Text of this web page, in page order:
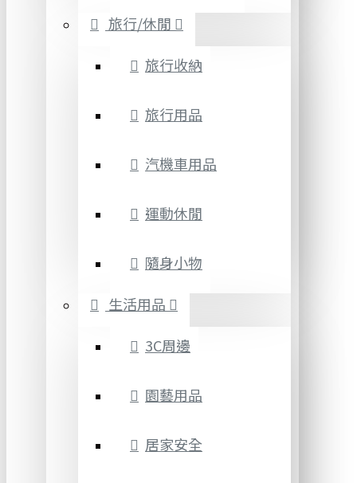
旅行/休閒
旅行收納
旅行用品
汽機車用品
運動休閒
隨身小物
生活用品
3C周邊
園藝用品
居家安全